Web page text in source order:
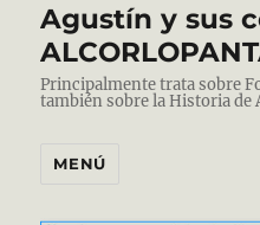
Agustín y sus
Principalmente trata sobre
también sobre la Historia de
MENÚ